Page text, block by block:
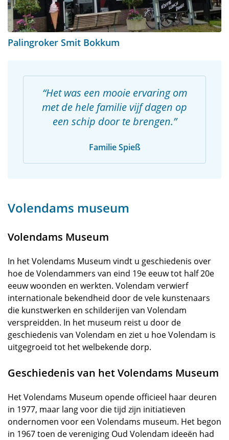
Palingroker Smit Bokkum
Het was een mooie ervaring om
met de hele familie vijf dagen op
een schip door te brengen.
Familie Spieß
Volendams museum
Volendams Museum
In het Volendams Museum vindt u geschiedenis over
hoe de Volendammers van eind 19e eeuw tot half 20e
eeuw woonden en werkten. Volendam verwierf
internationale bekendheid door de vele kunstenaars
die kunstwerken en schilderijen van Volendam
verspreidden. In het museum reist u door de
geschiedenis van Volendam en ziet u hoe Volendam is
uitgegroeid tot het welbekende dorp.
Geschiedenis van het Volendams Museum
Het Volendams Museum opende officieel haar deuren
in 1977, maar lang voor die tijd zijn initiatieven
ondernomen voor een Volendams museum. Het begon
in 1967 toen de vereniging Oud Volendam ideeën had